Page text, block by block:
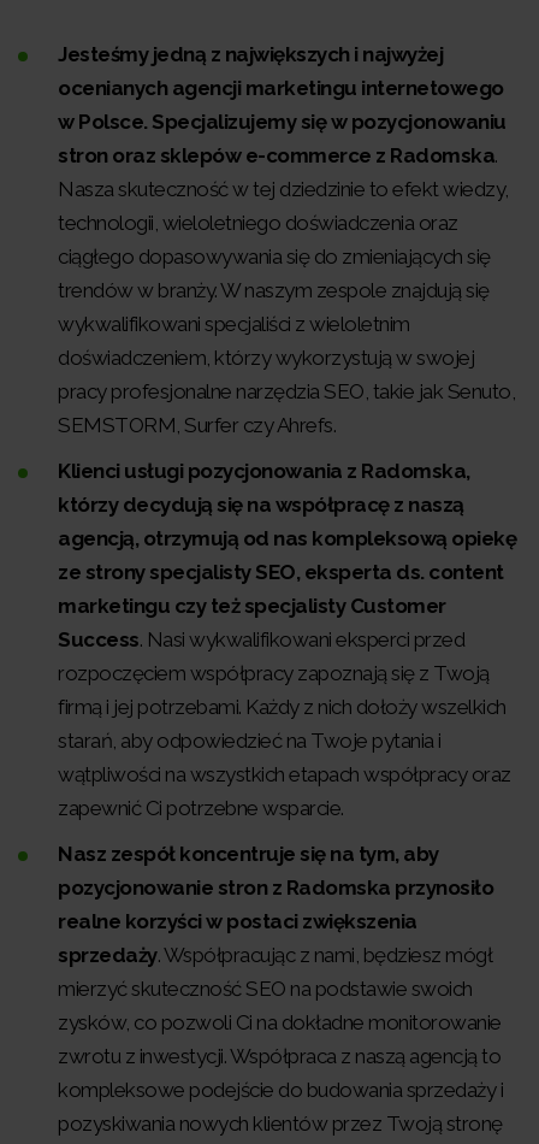
Jesteśmy jedną z największych i najwyżej
ocenianych agencji marketingu internetowego
w Polsce. Specjalizujemy się w pozycjonowaniu
stron oraz sklepów e-commerce z Radomska.
Nasza skuteczność w tej dziedzinie to efekt wiedzy,
technologii, wieloletniego doświadczenia oraz
ciągłego dopasowywania się do zmieniających się
trendów w branży. W naszym zespole znajdują się
wykwalifikowani specjaliści z wieloletnim
doświadczeniem, którzy wykorzystują w swojej
pracy profesjonalne narzędzia SEO, takie jak Senuto,
SEMSTORM, Surfer czy Ahrefs.
Klienci usługi pozycjonowania z Radomska,
którzy decydują się na współpracę z naszą
agencją, otrzymują od nas kompleksową opiekę
ze strony specjalisty SEO, eksperta ds. content
marketingu czy też specjalisty Customer
Success. Nasi wykwalifikowani eksperci przed
rozpoczęciem współpracy zapoznają się z Twoją
firmą i jej potrzebami. Każdy z nich dołoży wszelkich
starań, aby odpowiedzieć na Twoje pytania i
wątpliwości na wszystkich etapach współpracy oraz
zapewnić Ci potrzebne wsparcie.
Nasz zespół koncentruje się na tym, aby
pozycjonowanie stron z Radomska przynosiło
realne korzyści w postaci zwiększenia
sprzedaży. Współpracując z nami, będziesz mógł
mierzyć skuteczność SEO na podstawie swoich
zysków, co pozwoli Ci na dokładne monitorowanie
zwrotu z inwestycji. Współpraca z naszą agencją to
kompleksowe podejście do budowania sprzedaży i
pozyskiwania nowych klientów przez Twoją stronę